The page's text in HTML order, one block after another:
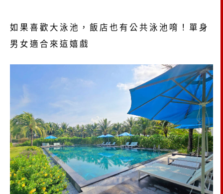
如果喜歡大泳池，飯店也有公共泳池唷！單身
男女適合來這嬉戲